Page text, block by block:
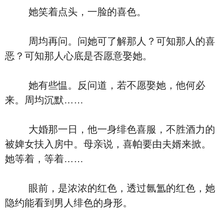
她笑着点头，一脸的喜色。
周均再问。问她可了解那人？可知那人的喜
恶？可知那人心底是否愿意娶她。
她有些愠。反问道，若不愿娶她，他何必
来。周均沉默……
大婚那一日，他一身绯色喜服，不胜酒力的
被婢女扶入房中。母亲说，喜帕要由夫婿来掀。
她等着，等着……
眼前，是浓浓的红色，透过氤氲的红色，她
隐约能看到男人绯色的身形。